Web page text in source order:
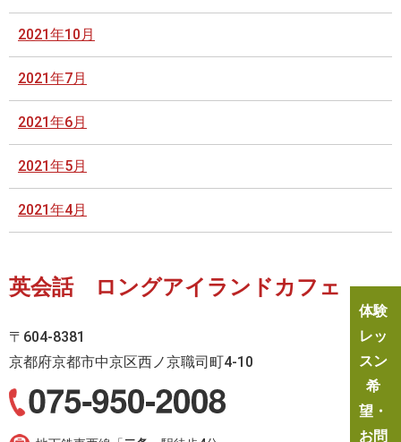
2021年10月
2021年7月
2021年6月
2021年5月
2021年4月
英会話 ロングアイランドカフェ
〒604-8381
京都府京都市中京区西ノ京職司町4-10
体験
レッ
スン
希
望・
お問